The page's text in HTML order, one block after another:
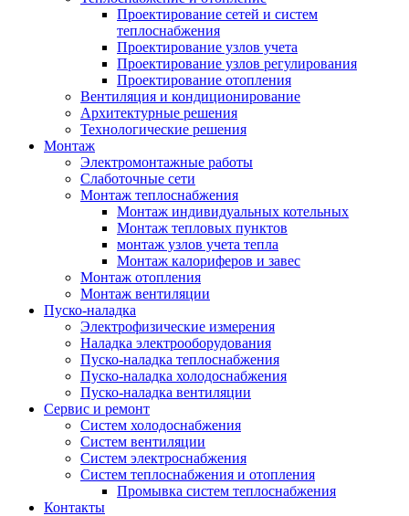
Проектирование сетей и систем
теплоснабжения
Проектирование узлов учета
Проектирование узлов регулирования
Проектирование отопления
Вентиляция и кондиционирование
Архитектурные решения
Технологические решения
Монтаж
Электромонтажные работы
Слаботочные сети
Монтаж теплоснабжения
Монтаж индивидуальных котельных
Монтаж тепловых пунктов
монтаж узлов учета тепла
Монтаж калориферов и завес
Монтаж отопления
Монтаж вентиляции
Пуско-наладка
Электрофизические измерения
Наладка электрооборудования
Пуско-наладка теплоснабжения
Пуско-наладка холодоснабжения
Пуско-наладка вентиляции
Сервис и ремонт
Систем холодоснабжения
Систем вентиляции
Систем электроснабжения
Систем теплоснабжения и отопления
Промывка систем теплоснабжения
Контакты